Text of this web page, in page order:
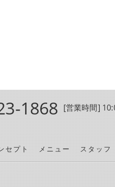
1868 [営業時間]
セプト メニュー スタッフ